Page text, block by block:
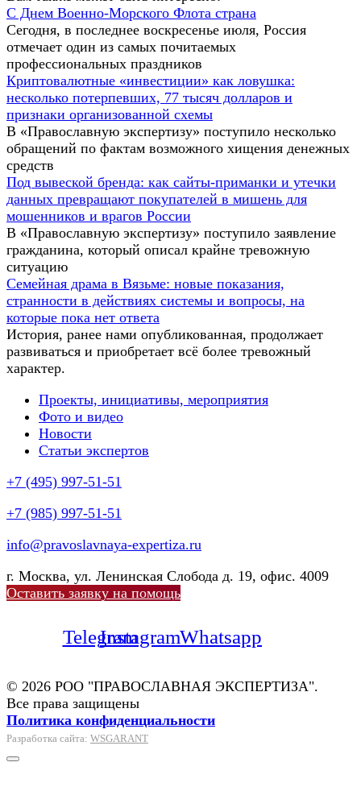
С Днем Военно-Морского Флота страна
Сегодня, в последнее воскресенье июля, Россия
отмечает один из самых почитаемых
профессиональных праздников
Криптовалютные «инвестиции» как ловушка:
несколько потерпевших, 77 тысяч долларов и
признаки организованной схемы
В «Православную экспертизу» поступило несколько
обращений по фактам возможного хищения денежных
средств
Под вывеской бренда: как сайты-приманки и утечки
данных превращают покупателей в мишень для
мошенников и врагов России
В «Православную экспертизу» поступило заявление
гражданина, который описал крайне тревожную
ситуацию
Семейная драма в Вязьме: новые показания,
странности в действиях системы и вопросы, на
которые пока нет ответа
История, ранее нами опубликованная, продолжает
развиваться и приобретает всё более тревожный
характер.
Проекты, инициативы, мероприятия
Фото и видео
Новости
Статьи экспертов
+7 (495) 997-51-51
+7 (985) 997-51-51
info@pravoslavnaya-expertiza.ru
г. Москва, ул. Ленинская Слобода д. 19, офис. 4009
Оставить заявку на помощь
TelegramInstagramWhatsapp
© 2026 РОО "ПРАВОСЛАВНАЯ ЭКСПЕРТИЗА".
Все права защищены
Политика конфиденциальности
Разработка сайта: WSGARANT